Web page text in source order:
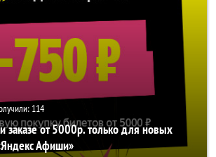
114
заказе от 5000р. только для новых
Афиши»